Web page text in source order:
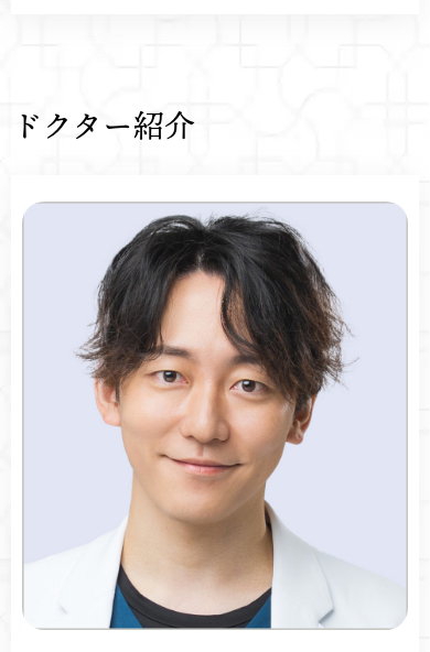
ドクター紹介